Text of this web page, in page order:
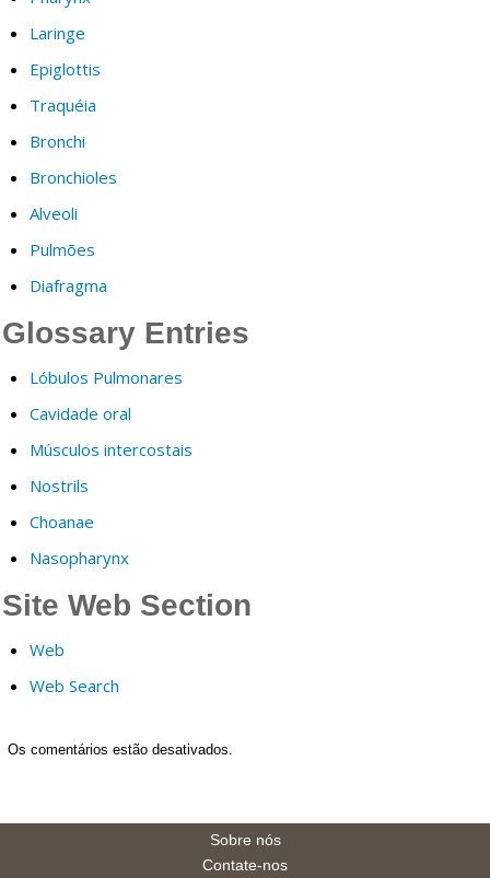
Laringe
Epiglottis
Traquéia
Bronchi
Bronchioles
Alveoli
Pulmões
Diafragma
Glossary Entries
Lóbulos Pulmonares
Cavidade oral
Músculos intercostais
Nostrils
Choanae
Nasopharynx
Site Web Section
Web
Web Search
Os comentários estão desativados.
Sobre nós
Contate-nos